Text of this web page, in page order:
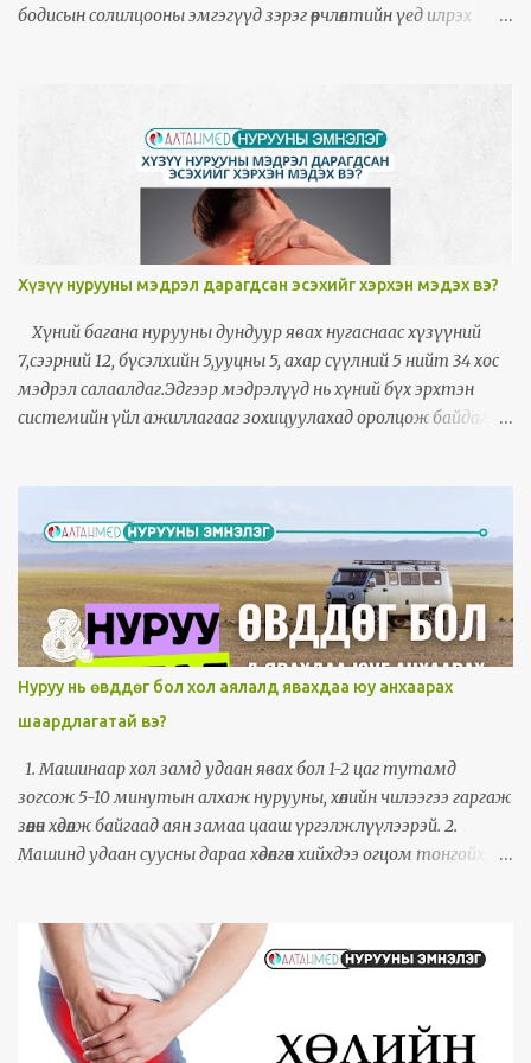
газар суух зэргийг цээрлэнэ.
бодисын солилцооны эмгэгүүд зэрэг өөрчлөлтийн үед илрэх
Хүзүү нурууны мэдрэл дарагдсан эсэхийг хэрхэн мэдэх вэ?
Хүний багана нурууны дундуур явах нугаснаас хүзүүний
7,сээрний 12, бүсэлхийн 5,ууцны 5, ахар сүүлний 5 нийт 34 хос
мэдрэл салаалдаг.Эдгээр мэдрэлүүд нь хүний бүх эрхтэн
системийн үйл ажиллагааг зохицуулахад оролцож байдаг.
урагш хажуу тийшээ гэх мэт хааш гулссанаас шалтгаалан
бусад шинж тэмдэг болон өвдөлт мөн илэрдэг. Хүзүүний 1-2
үений хооронд мэдрэл дарагдахад нүдний төвд өөрчлөлт орж
улмаар хараа муудах, толгой дагз орчмоороо өвдөх,чих
шуугих ,эрүүний углуурга өвдөх зэрэг шинж илэрдэг. Хүзүү
хааш мурийсан эргэснээсээ шалтгаалан бусад олон янзын
шинж илэрдэг. Хүзүүний 3-4 үеийн хоорондох мэдрэл
дарагдахад шилэн хүзүү хөших,дагзаар халах зовиур байнга
илэрнэ, Хүзүүгээ эргүүлэх хөдөлгөөн хийх үед өвдөлт нэмэгдэх нь их.
Хүзүүгээрээ бөхийх гэдийх хөдөлгөөн хийхэд өвдөлт нэмэгдэнэ.
Хүзүүний 4-5,5-6 үеийн х...
Нуруу нь өвддөг бол хол аялалд явахдаа юу анхаарах
шаардлагатай вэ?
1. Машинаар хол замд удаан явах бол 1-2 цаг тутамд
зогсож 5-10 минутын алхаж нурууны, хөлийн чилээгээ гаргаж
зөөлөн хөдөлж байгаад аян замаа цааш үргэлжлүүлээрэй. 2.
Машинд удаан суусны дараа хөдөлгөөн хийхдээ огцом тонгойх,
гулсаж бүсэлхий орчмоо арагшаа гүдийлгэж сууж болохгүй.
Суудалдаа аль болох тэгш суух хэрэгтэй. 4. Хэрвээ нурууны
ивээс тавих бол ууц хонго орчимдоо биш, бүсэлхий орчимдоо
байрлуулаарай. 5. Буудаллаж майхан барьж отоглох үедээ
машинаасаа буунгуут шууд хүнд ачаа өргөх буулгахгүй байхад